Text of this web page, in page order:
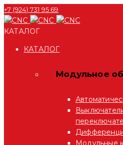
+7 (924) 731 95 69
КАТАЛОГ
КАТАЛОГ
Модульное
Модульные